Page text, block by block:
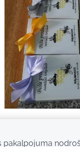
pakalpojuma